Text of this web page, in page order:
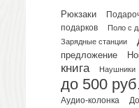
Рюкзаки
подарков
Поло с
Зарядные станции
предложение
книга
Наушники
до 500 руб.
Аудио-колонка